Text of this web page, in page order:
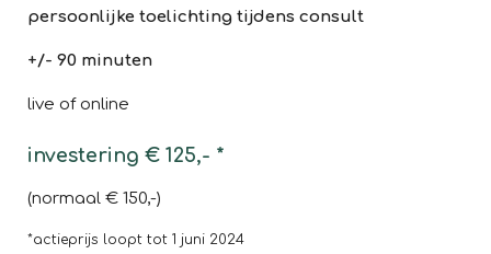
persoonlijke toelichting tijdens consult
+/- 90 minuten
live of online
investering € 125,- *
(normaal € 150,-)
*actieprijs loopt tot 1 juni 2024